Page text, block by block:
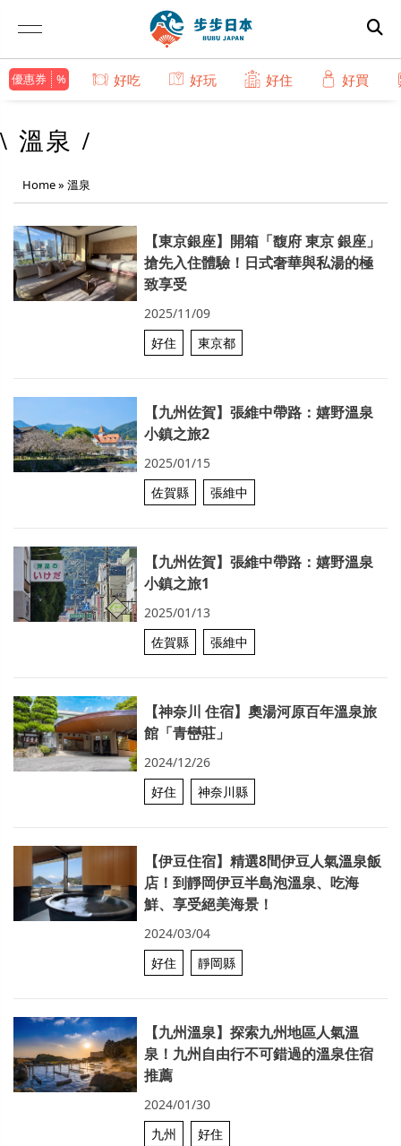
優惠券 好吃 好玩 好住 好買
\ 溫泉 /
Home» 溫泉
【東京銀座】開箱「馥府 東京 銀座」
搶先入住體驗！日式奢華與私湯的極
致享受
2025/11/09
好住
東京都
【九州佐賀】張維中帶路：嬉野溫泉
小鎮之旅2
2025/01/15
佐賀縣
張維中
【九州佐賀】張維中帶路：嬉野溫泉
小鎮之旅1
2025/01/13
佐賀縣
張維中
【神奈川 住宿】奧湯河原百年溫泉旅
館「青巒莊」
2024/12/26
好住
神奈川縣
【伊豆住宿】精選8間伊豆人氣溫泉飯
店！到靜岡伊豆半島泡溫泉、吃海
鮮、享受絕美海景！
2024/03/04
好住
靜岡縣
【九州溫泉】探索九州地區人氣溫
泉！九州自由行不可錯過的溫泉住宿
推薦
2024/01/30
九州
好住